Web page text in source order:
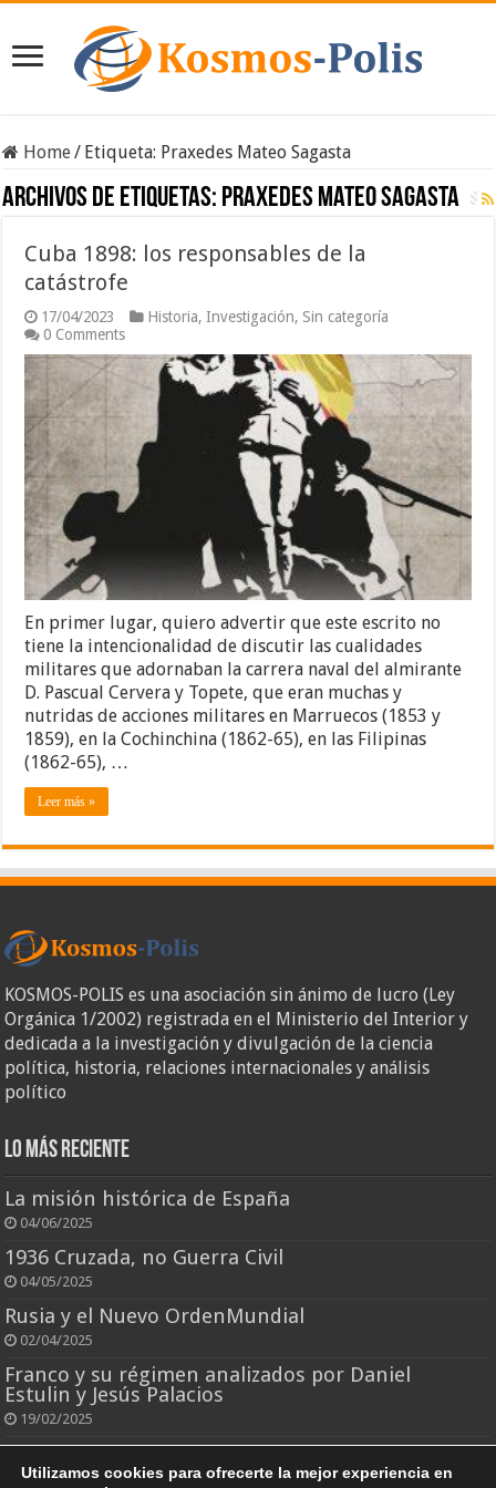
Home/ Etiqueta: Praxedes Mateo Sagasta
Archivos de etiquetas: Praxedes Mateo Sagasta
Cuba 1898: los responsables de la
catástrofe
17/04/2023 Historia,Investigación, Sin categoría
0 Comments
En primer lugar, quiero advertir que este escrito no
tiene la intencionalidad de discutir las cualidades
militares que adornaban la carrera naval del almirante
D. Pascual Cervera y Topete, que eran muchas y
nutridas de acciones militares en Marruecos (1853 y
1859), en la Cochinchina (1862-65), en las Filipinas
(1862-65), …
Leer más »
KOSMOS-POLIS es una asociación sin ánimo de lucro (Ley
Orgánica 1/2002) registrada en el Ministerio del Interior y
dedicada a la investigación y divulgación de la ciencia
política, historia, relaciones internacionales y análisis
político
Lo más reciente
La misión histórica de España
04/06/2025
1936 Cruzada, no Guerra Civil
04/05/2025
Rusia y el Nuevo OrdenMundial
02/04/2025
Franco y su régimen analizados por Daniel
Estulin y Jesús Palacios
19/02/2025
El rey que todo lo perdió
25/10/2024
Utilizamos cookies para ofrecerte la mejor experiencia en